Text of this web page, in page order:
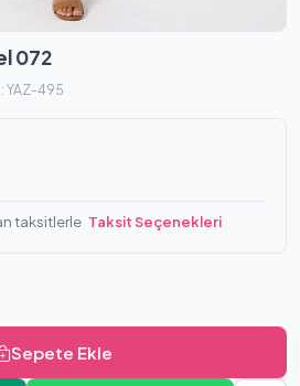
072
YAZ-495
taksitlerle Taksit Seçenekleri
Sepete Ekle